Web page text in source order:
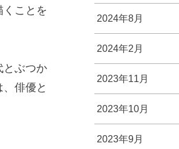
ことを
とぶつか
俳優と
2024年8月
2024年2月
2023年11月
2023年10月
2023年9月